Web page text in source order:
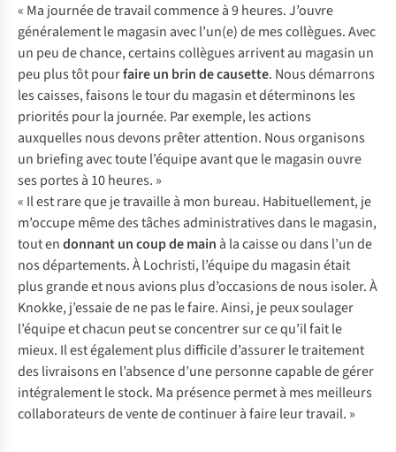
« Ma journée de travail commence à 9 heures. J’ouvre
généralement le magasin avec l’un(e) de mes collègues. Avec
un peu de chance, certains collègues arrivent au magasin un
peu plus tôt pourfaire un brin de causette. Nous démarrons
les caisses, faisons le tour du magasin et déterminons les
priorités pour la journée. Par exemple, les actions
auxquelles nous devons prêter attention. Nous organisons
un briefing avec toute l’équipe avant que le magasin ouvre
ses portes à 10 heures. »
« Il est rare que je travaille à mon bureau. Habituellement, je
m’occupe même des tâches administratives dans le magasin,
tout endonnant un coup de main à la caisse ou dans l’un de
nos départements. À Lochristi, l’équipe du magasin était
plus grande et nous avions plus d’occasions de nous isoler. À
Knokke, j’essaie de ne pas le faire. Ainsi, je peux soulager
l’équipe et chacun peut se concentrer sur ce qu’il fait le
mieux. Il est également plus difficile d’assurer le traitement
des livraisons en l’absence d’une personne capable de gérer
intégralement le stock. Ma présence permet à mes meilleurs
collaborateurs de vente de continuer à faire leur travail. »